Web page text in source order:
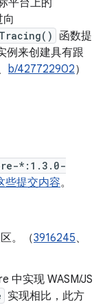
平台上的
向
函数提
例来创建具有跟
b/427722902）
*:1.3.0-
些提交内容。
。（3916245、
中实现 WASM/JS
实现相比，此方